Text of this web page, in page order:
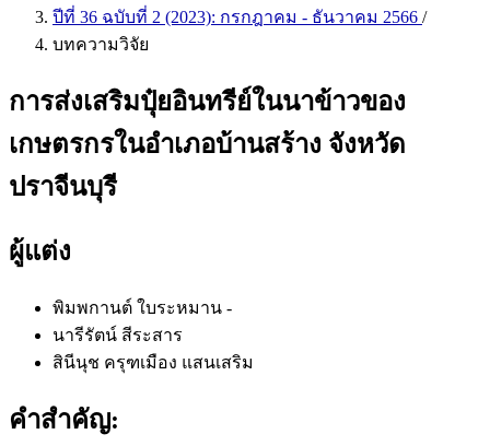
ปีที่ 36 ฉบับที่ 2 (2023): กรกฎาคม - ธันวาคม 2566 /
บทความวิจัย
การส่งเสริมปุ๋ยอินทรีย์ในนาข้าวของ
เกษตรกรในอำเภอบ้านสร้าง จังหวัด
ปราจีนบุรี
ผู้แต่ง
พิมพกานต์ ใบระหมาน -
นารีรัตน์ สีระสาร
สินีนุช ครุฑเมือง แสนเสริม
คำสำคัญ: